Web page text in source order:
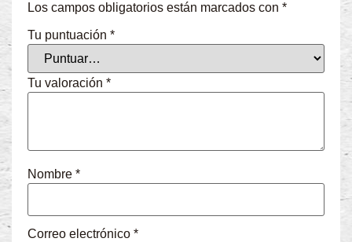
Los campos obligatorios están marcados con *
Tu puntuación *
Tu valoración *
Nombre *
Correo electrónico *